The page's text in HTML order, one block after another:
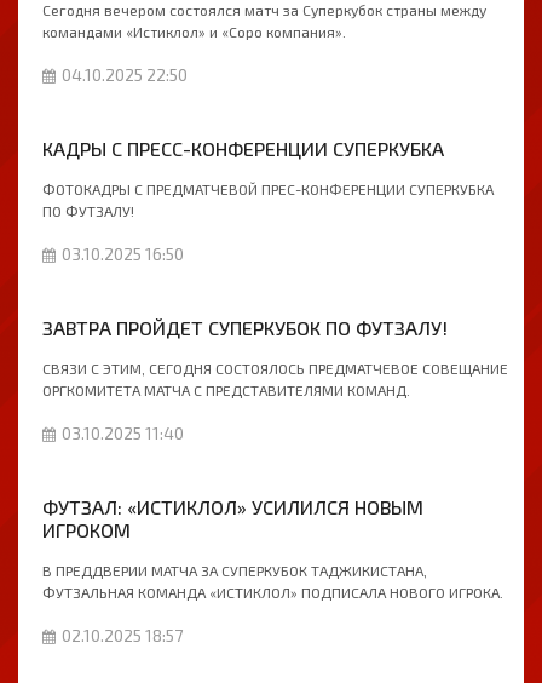
Сегодня вечером состоялся матч за Суперкубок страны между
командами «Истиклол» и «Соро компания».
04.10.2025 22:50
КАДРЫ С ПРЕСС-КОНФЕРЕНЦИИ СУПЕРКУБКА
ФОТОКАДРЫ С ПРЕДМАТЧЕВОЙ ПРЕС-КОНФЕРЕНЦИИ СУПЕРКУБКА
ПО ФУТЗАЛУ!
03.10.2025 16:50
ЗАВТРА ПРОЙДЕТ СУПЕРКУБОК ПО ФУТЗАЛУ!
СВЯЗИ С ЭТИМ, СЕГОДНЯ СОСТОЯЛОCЬ ПРЕДМАТЧЕВОЕ СОВЕЩАНИЕ
ОРГКОМИТЕТА МАТЧА С ПРЕДСТАВИТЕЛЯМИ КОМАНД.
03.10.2025 11:40
ФУТЗАЛ: «ИСТИКЛОЛ» УСИЛИЛСЯ НОВЫМ
ИГРОКОМ
В ПРЕДДВЕРИИ МАТЧА ЗА СУПЕРКУБОК ТАДЖИКИСТАНА,
ФУТЗАЛЬНАЯ КОМАНДА «ИСТИКЛОЛ» ПОДПИСАЛА НОВОГО ИГРОКА.
02.10.2025 18:57